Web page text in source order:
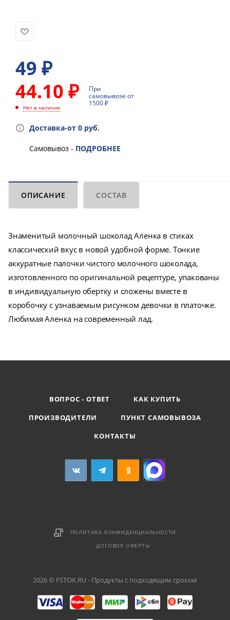
49 ₽
44.10 ₽
При
самовывозе от
1500 ₽
Нет в наличии
Доставка-от 0 руб.
Самовывоз - ПОДРОБНЕЕ
ОПИСАНИЕ СОСТАВ
Знаменитый молочный шоколад Аленка в стиках
классический вкус в новой удобной форме. Тонкие
аккуратные палочки чистого молочного шоколада,
изготовленного по оригинальной рецептуре, упакованы
в индивидуальную обертку и сложены вместе в
коробочку с узнаваемым рисунком девочки в платочке.
Любимая Аленка на современный лад.
ВОПРОС - ОТВЕТ
КАК КУПИТЬ
ПРОИЗВОДИТЕЛИ
ПУНКТ САМОВЫВОЗА
КОНТАКТЫ
ПОЛИТИКА КОНФИДЕНЦИАЛЬНОСТИ
ДОГОВОР ОФЕРТЫ
2026 © FSTOK.RU - Продукты с подходящим сроком